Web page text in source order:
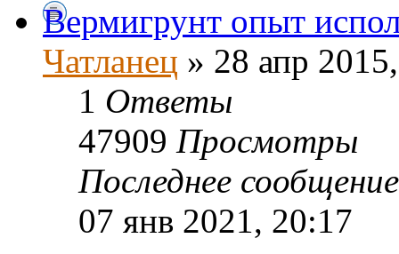
Вермигрунт опыт
Чатланец » 28 апр
1 Ответы
47909 Просмотры
Последнее
07 янв 2021, 20:17